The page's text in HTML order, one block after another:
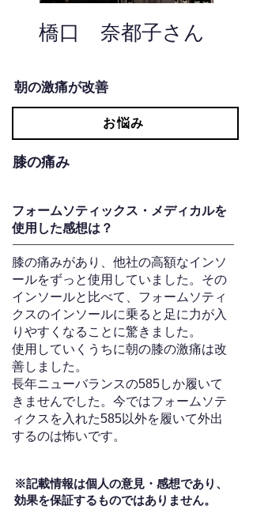
橋口 奈都子さん
朝の激痛が改善
お悩み
膝の痛み
フォームソティックス・メディカルを
使用した感想は？
膝の痛みがあり、他社の高額なインソ
ールをずっと使用していました。その
インソールと比べて、フォームソティ
クスのインソールに乗ると足に力が入
りやすくなることに驚きました。
使用していくうちに朝の膝の激痛は改
善しました。
長年ニューバランスの585しか履いて
きませんでした。今ではフォームソテ
ィクスを入れた585以外を履いて外出
するのは怖いです。
※記載情報は個人の意見・感想であり、
効果を保証するものではありません。